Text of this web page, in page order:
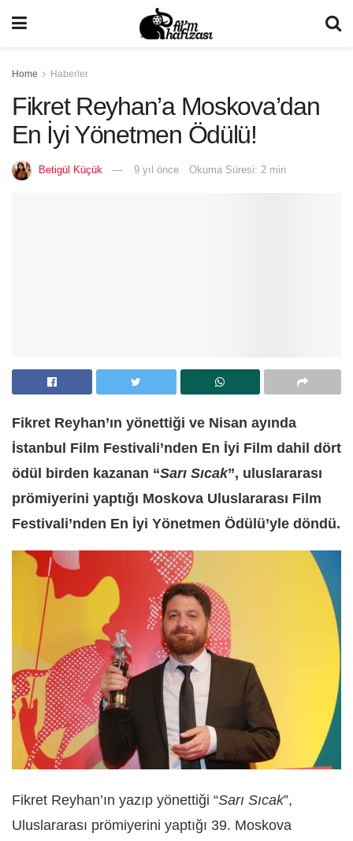
Home Haberler
Fikret Reyhan’a Moskova’dan
En İyi Yönetmen Ödülü!
Betigül Küçük 9 yıl önce Okuma Süresi: 2 min
Fikret Reyhan’ın yönettiği ve Nisan ayında
İstanbul Film Festivali’nden En İyi Film dahil dört
ödül birden kazanan “Sarı Sıcak”, uluslararası
prömiyerini yaptığı Moskova Uluslararası Film
Festivali’nden En İyi Yönetmen Ödülü’yle döndü.
Fikret Reyhan’ın yazıp yönettiği “Sarı Sıcak”,
Uluslararası prömiyerini yaptığı 39. Moskova